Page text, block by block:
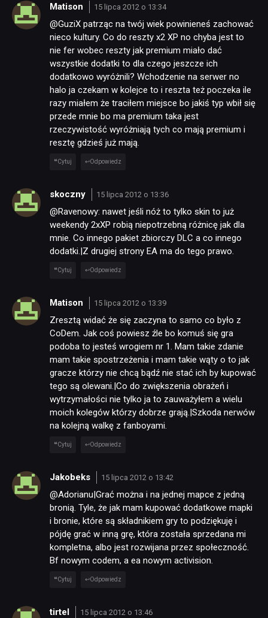
Matison 15 lipca 2012 o 13:34
@GuziX patrząc na twój wiek powinieneś zachować
nieco kultury. Co do reszty x2 XP no chyba jest to
nie fer wobec reszty jak premium miało dać
wszystkie dodatki to dla czego jeszcze ich
dodatkowo wyróżnili? Wchodzenie na serwer no
halo ja czekam w kolejce to i reszta też poczeka ile
razy miałem że traciłem miejsce bo jakiś typ wbił się
przede mnie bo ma premium taka jest
rzeczywistość wyróżniają tych co mają premium i
resztę gdzieś już mają.
Cytuj Odpowiedz
skoczny 15 lipca 2012 o 13:36
@Ravenowy: nawet jeśli nóż to tylko skin to już
weekendy 2xXP robią niepotrzebną różnicę jak dla
mnie. Co innego pakiet zbiorczy DLC a co innego
dodatki.|Z drugiej strony EA ma do tego prawo.
Cytuj Odpowiedz
Matison 15 lipca 2012 o 13:39
Zresztą widać że się zaczyna to samo co było z
CoDem. Jak coś powiesz źle bo komuś się gra
podoba to jesteś wrogiem nr 1. Mam takie zdanie
mam takie spostrzeżenia i mam takie wąty o to jak
gracze którzy nie chcą bądź nie stać ich by kupować
tego są olewani.|Co do zwiększenia obrażeń i
wytrzymałości nie tylko ja to zauważyłem a wielu
moich kolegów którzy dobrze grają.|Szkoda nerwów
na kolejną walkę z fanboyami.
Cytuj Odpowiedz
Jakobeks 15 lipca 2012 o 13:42
@Adorianu|Grać można i na jednej mapce z jedną
bronią. Tyle, że jak mam kupować dodatkowe mapki
i bronie, które są składnikiem gry to podziękuję i
pójdę grać w inną grę, która została sprzedana mi
kompletna, albo jest rozwijana przez społeczność.
Bf nowym codem, a ea nowym activision.
Cytuj Odpowiedz
tirtel 15 lipca 2012 o 13:46